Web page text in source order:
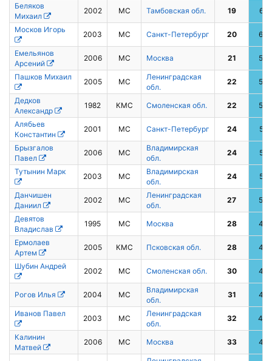
Беляков
Михаил
2002 МС Тамбовская обл. 19 61
Москов Игорь
2003 МС Санкт-Петербург 20 60
Емельянов
Арсений
2006 МС Москва 21 54
Пашков Михаил
2005 МС
Ленинградская
обл.
22 52
Дедков
Александр
1982 КМС Смоленская обл. 22 52
Алябьев
Константин
2001 МС Санкт-Петербург 24 51
Брызгалов
Павел
2006 МС
Владимирская
обл.
24 51
Тутынин Марк
2003 МС
Владимирская
обл.
24 51
Данчишен
Даниил
2002 МС
Ленинградская
обл.
27 50
Девятов
Владислав
1995 МС Москва 28 48
Ермолаев
Артем
2005 КМС Псковская обл. 28 48
Шубин Андрей
2002 МС Смоленская обл. 30 46
Рогов Илья 2004 МС
Владимирская
обл.
31 45
Иванов Павел
2003 МС
Ленинградская
обл.
32 44
Калинин
Матвей
2006 МС Москва 33 41